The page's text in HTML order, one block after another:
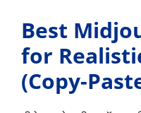
Best
for
(Copy-